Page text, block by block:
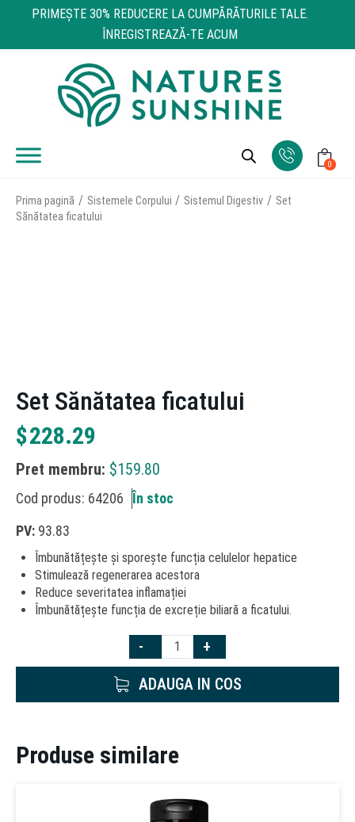
PRIMEŞTE 30% REDUCERE LA CUMPĂRĂTURILE TALE.
ÎNREGISTREAZĂ-TE ACUM
0
Prima pagină Sistemele Corpului Sistemul Digestiv
Set
Sănătatea ficatului
Set Sănătatea ficatului
$228.29
Pret membru: $159.80
Cod produs: 64206 În stoc
PV: 93.83
Îmbunătățește și sporește funcția celulelor hepatice
Stimulează regenerarea acestora
Reduce severitatea inflamației
Îmbunătățește funcția de excreție biliară a ficatului.
- +
ADAUGA IN COS
Produse similare